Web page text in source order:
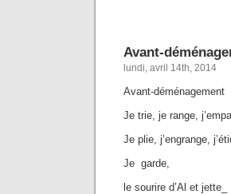
Avant-
lundi, avril 14th, 2014
Avant-déménagement
Je trie, je range,
Je plie, j’engrange,
Je garde,
le sourire d’Al et jette_